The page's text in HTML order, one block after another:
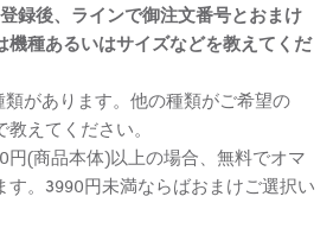
録後、ラインで御注文番号とおまけ
機種あるいはサイズなどを教えてくだ
があります。他の種類がご希望の
えてください。
円(商品本体)以上の場合、無料でオマ
す。3990円未満ならばおまけご選択い